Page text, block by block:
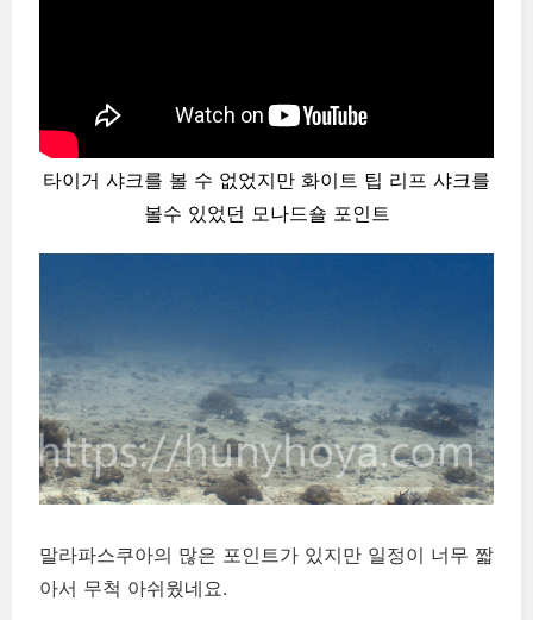
타이거 샤크를 볼 수 없었지만 화이트 팁 리프 샤크를
볼수 있었던 모나드숄 포인트
말라파스쿠아의 많은 포인트가 있지만 일정이 너무 짧
아서 무척 아쉬웠네요.